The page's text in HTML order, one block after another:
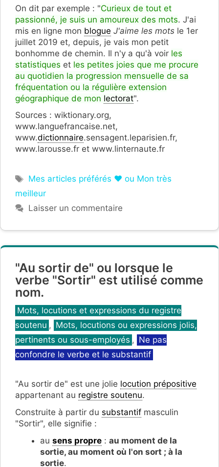
On dit par exemple : "Curieux de tout et
passionné, je suis un amoureux des mots. J'ai
mis en ligne mon blogue J'aime les mots le 1er
juillet 2019 et, depuis, je vais mon petit
bonhomme de chemin. Il n'y a qu'à voir les
statistiques et les petites joies que me procure
au quotidien la progression mensuelle de sa
fréquentation ou la régulière extension
géographique de mon lectorat".
Sources : wiktionary.org,
www.languefrancaise.net,
www.dictionnaire.sensagent.leparisien.fr,
www.larousse.fr et www.linternaute.fr
Étiquettes
Mes articles préférés ❤ ou Mon très
meilleur
Laisser un commentaire
"Au sortir de" ou lorsque le
verbe "Sortir" est utilisé comme
nom.
Catégories
Mots, locutions et expressions du registre
soutenu , Mots, locutions ou expressions jolis,
pertinents ou sous-employés , Ne pas
confondre le verbe et le substantif
"Au sortir de" est une jolie locution prépositive
appartenant au registre soutenu.
Construite à partir du substantif masculin
"Sortir", elle signifie :
au sens propre : au moment de la
sortie, au moment où l'on sort ; à la
sortie.